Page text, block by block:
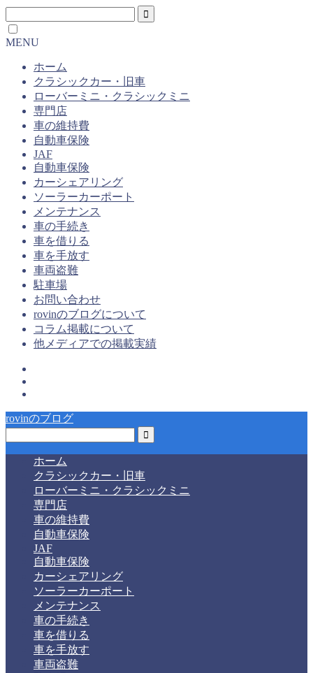
MENU
ホーム
クラシックカー・旧車
ローバーミニ・クラシックミニ
専門店
車の維持費
自動車保険
JAF
自動車保険
カーシェアリング
ソーラーカーポート
メンテナンス
車の手続き
車を借りる
車を手放す
車両盗難
駐車場
お問い合わせ
rovinのブログについて
コラム掲載について
他メディアでの掲載実績
rovinのブログ
ホーム
クラシックカー・旧車
ローバーミニ・クラシックミニ
専門店
車の維持費
自動車保険
JAF
自動車保険
カーシェアリング
ソーラーカーポート
メンテナンス
車の手続き
車を借りる
車を手放す
車両盗難